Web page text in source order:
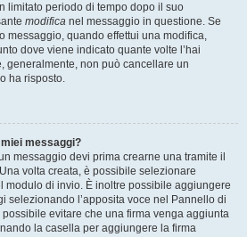
limitato periodo di tempo dopo il suo
modifica nel messaggio in questione. Se
messaggio, quando effettui una modifica,
dove viene indicato quante volte l’hai
generalmente, non può cancellare un
ha risposto.
messaggi?
messaggio devi prima crearne una tramite il
volta creata, è possibile selezionare
modulo di invio. È inoltre possibile aggiungere
selezionando l’apposita voce nel Pannello di
evitare che una firma venga aggiunta
la casella per aggiungere la firma